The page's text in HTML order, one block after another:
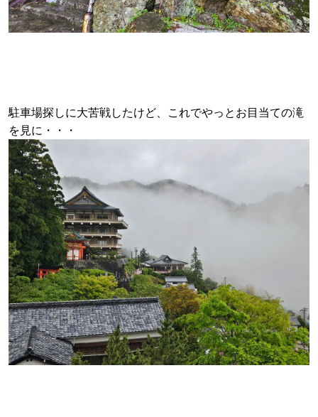
駐車場探しに大苦戦したけど、これでやっとお目当ての滝
を見に・・・